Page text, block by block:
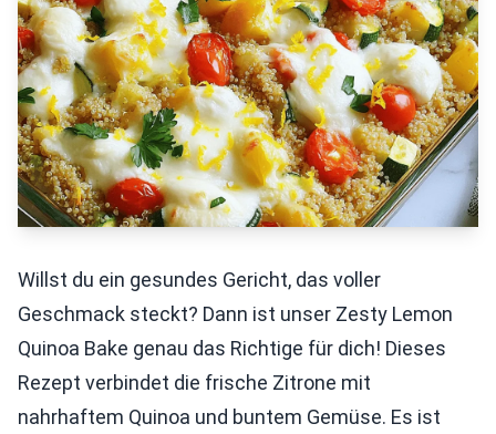
Willst du ein gesundes Gericht, das voller
Geschmack steckt? Dann ist unser Zesty Lemon
Quinoa Bake genau das Richtige für dich! Dieses
Rezept verbindet die frische Zitrone mit
nahrhaftem Quinoa und buntem Gemüse. Es ist